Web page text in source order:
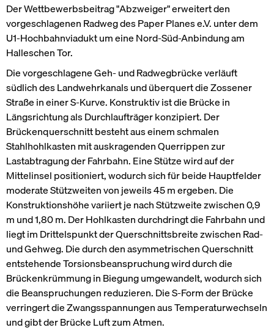
Seiten
Projekte
Social
LinkedIn
Der Wettbewerbsbeitrag "Abzweiger" erweitert den
vorgeschlagenen Radweg des Paper Planes e.V. unter dem
U1-Hochbahnviadukt um eine Nord-Süd-Anbindung am
Halleschen Tor.
Die vorgeschlagene Geh- und Radwegbrücke verläuft
südlich des Landwehrkanals und überquert die Zossener
Straße in einer S-Kurve. Konstruktiv ist die Brücke in
Längsrichtung als Durchlaufträger konzipiert. Der
Brückenquerschnitt besteht aus einem schmalen
Stahlhohlkasten mit auskragenden Querrippen zur
Lastabtragung der Fahrbahn. Eine Stütze wird auf der
Mittelinsel positioniert, wodurch sich für beide Hauptfelder
moderate Stützweiten von jeweils 45 m ergeben. Die
Konstruktionshöhe variiert je nach Stützweite zwischen 0,9
m und 1,80 m. Der Hohlkasten durchdringt die Fahrbahn und
liegt im Drittelspunkt der Querschnittsbreite zwischen Rad-
und Gehweg. Die durch den asymmetrischen Querschnitt
entstehende Torsionsbeanspruchung wird durch die
Brückenkrümmung in Biegung umgewandelt, wodurch sich
die Beanspruchungen reduzieren. Die S-Form der Brücke
verringert die Zwangsspannungen aus Temperaturwechseln
und gibt der Brücke Luft zum Atmen.